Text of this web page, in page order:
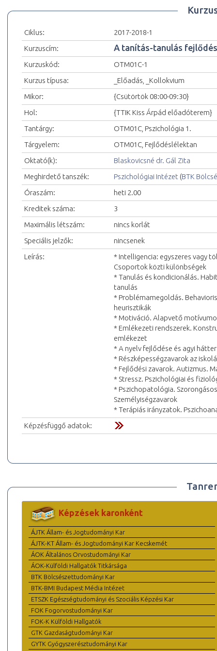
Ciklus:
2017-2018-1
Kurzuscím:
A tanítás-tanulás
Kurzuskód:
OTM01C-1
Kurzus típusa:
_Előadás, _Kollokvium
Mikor:
{Csütörtök 08:00-09:30}
Hol:
{TTIK Kiss Árpád előadóterem}
Tantárgy:
OTM01C, Pszichológia 1.
Tárgyelem:
OTM01C, Fejlődéslélektan
Oktató(k):
Blaskovicsné dr. Gál Zita
Meghirdető tanszék:
Pszichológiai Intézet (BTK
Óraszám:
heti 2.00
Kreditek száma:
3
Maximális létszám:
nincs korlát
Speciális jelzők:
nincsenek
Leírás:
* Intelligencia: egyszeres vagy
Csoportok közti különbségek
* Tanulás és kondicionálás.
tanulás
* Problémamegoldás.
heurisztikák
* Motiváció. Alapvető
* Emlékezeti rendszerek.
emlékezet
* A nyelv fejlődése és agyi
* Részképességzavarok az
* Fejlődési zavarok. Autizmus.
* Stressz. Pszichológiai és
* Pszichopatológia.
Személyiségzavarok
* Terápiás irányzatok.
Képzésfüggő adatok:
Képzések karonként
ÁJTK Állam- és Jogtudományi Kar
ÁJTK-KT Állam- és Jogtudományi Kar Kecskemét
ÁOK Általános Orvostudományi Kar
ÁOK-Külföldi Hallgatók Titkársága
BTK Bölcsészettudományi Kar
BTK-BMI Budapest Média Intézet
ETSZK Egészségtudományi és Szociális Képzési Kar
FOK Fogorvostudományi Kar
FOK-K Külföldi Hallgatók
GTK Gazdaságtudományi Kar
GYTK Gyógyszerésztudományi Kar